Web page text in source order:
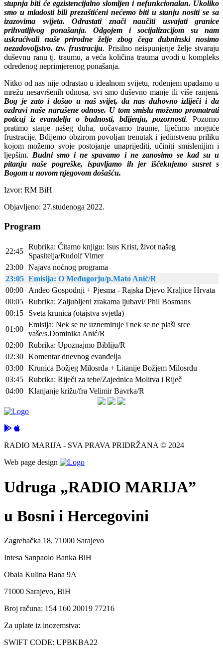
stupnja biti će egzistencijalno slomljen i nefunkcionalan. Ukoliko
smo u mladosti bili prezaštićeni nećemo biti u stanju nositi se sa
izazovima svijeta. Odrastati znači naučiti usvajati granice
prihvatljivog ponašanja. Odgojem i socijalizacijom su nam
uskraćivali naše prirodne želje zbog čega dubninski nosimo
nezadovoljstvo. tzv. frustraciju. Prisilno neispunjenje želje stvaraju
duševnu ranu tj. traumu, a veća količina trauma uvodi u kompleks
određenog neprimjerenog ponašanja.
Nitko od nas nije odrastao u idealnom svijetu, rođenjem upadamo u
mrežu nesavršenih odnosa, svi smo duševno manje ili više ranjeni.
Bog je zato i došao u naš svijet, da nas duhovno izliječi i da
ozdravi naše narušene odnose. U tom smislu možemo promatrati
poticaj iz evanđelja o budnosti, bdijenju, pozornosti. Pozorno
pratimo stanje našeg duha, uočavamo traume, liječimo moguće
frustracije. Bdijemo obzirom povoljan trenutak i jedinstvenu priliku
kojom možemo svoje postojanje unaprijediti, učiniti smislenijim i
ljepšim. Budni smo i ne spavamo i ne zanosimo se kad su u
pitanju naše pogreške, ispavljamo ih jer iščekujemo susret s
Bogom u novom njegovom došašću.
Izvor: RM BiH
Objavljeno: 27.studenoga 2022.
Program
22:45
Rubrika: Čitamo knjigu: Isus Krist, život našeg
Spasitelja/Rudolf Vimer
23:00 Najava noćnog programa
23:05 Emisija: O Međugorju/p.Mato Anić/R
00:00
Anđeo Gospodnji + Pjesma - Rajska Djevo Kraljice Hrvata
00:05 Rubrika: Zaljubljeni zrakama ljubavi/ Phil Bosmans
00:15
Sveta krunica (otajstva svjetla)
01:00
Emisija: Nek se ne uznemiruje i nek se ne plaši srce
vaše/s.Dominika Anić/R
02:00 Rubrika: Upoznajmo Bibliju/R
02:30 Komentar dnevnog evanđelja
03:00 Krunica Božjeg Milosrđa + Litanije Božjem Milosrđu
03:45 Rubrika: Riječi za tebe/Zajednica Molitva i Riječ
04:00 Klanjanje križu/fra Velimir Bavrka/R
RADIO MARIJA - SVA PRAVA PRIDRŽANA © 2024
Web page design
Udruga „RADIO MARIJA”
u Bosni i Hercegovini
Zagrebačka 18, 71000 Sarajevo
Intesa Sanpaolo Banka BiH
Obala Kulina Bana 9A
71000 Sarajevo, BiH
Broj računa: 154 160 20019 77216
Za uplate iz inozemstva:
SWIFT CODE: UPBKBA22